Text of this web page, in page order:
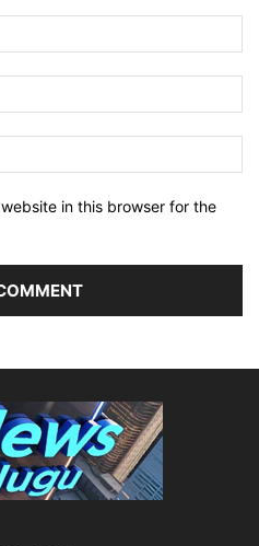
in this browser for the